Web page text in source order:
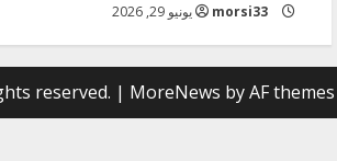
morsi33 يونيو 29, 2026
reserved. |MoreNews by AF